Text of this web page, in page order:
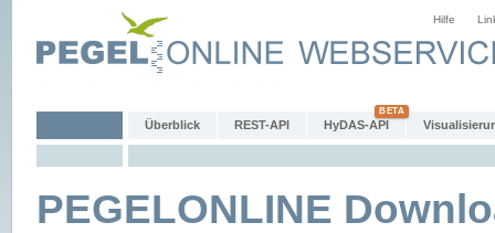
Hilfe
Überblick REST-API HyDAS-API
PEGELONLINE